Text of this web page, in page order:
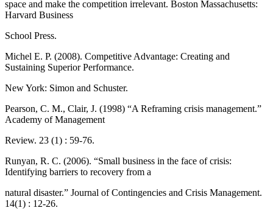
space and make the competition irrelevant. Boston Massachusetts:
Harvard Business
School Press.
Michel E. P. (2008). Competitive Advantage: Creating and
Sustaining Superior Performance.
New York: Simon and Schuster.
Pearson, C. M., Clair, J. (1998) “A Reframing crisis management.”
Academy of Management
Review. 23 (1) : 59-76.
Runyan, R. C. (2006). “Small business in the face of crisis:
Identifying barriers to recovery from a
natural disaster.” Journal of Contingencies and Crisis Management.
14(1) : 12-26.